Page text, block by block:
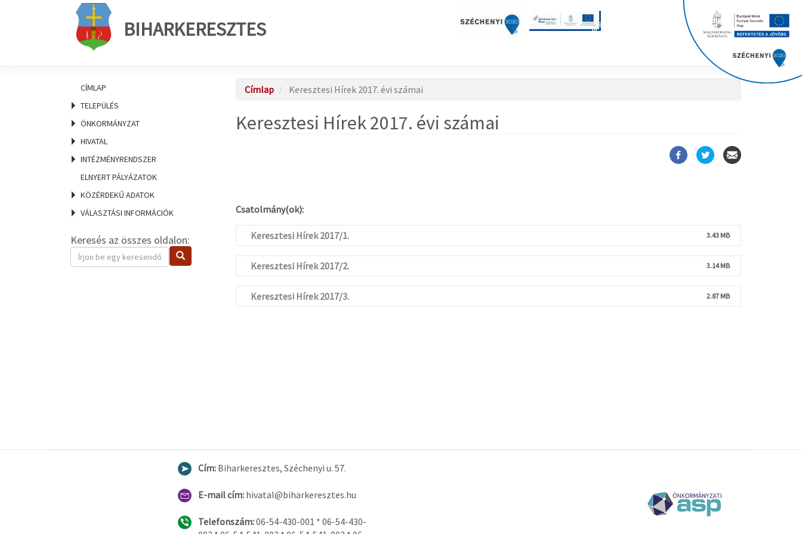
BIHARKERESZTES
CÍMLAP
TELEPÜLÉS
ÖNKORMÁNYZAT
HIVATAL
INTÉZMÉNYRENDSZER
ELNYERT PÁLYÁZATOK
KÖZÉRDEKŰ ADATOK
VÁLASZTÁSI INFORMÁCIÓK
Keresés az összes oldalon:
Keresendő
kifejezés
Keresés
Címlap Keresztesi Hírek 2017. évi számai
Keresztesi Hírek 2017. évi számai
Csatolmány(ok):
Keresztesi Hírek 2017/1. 3.43 MB
Keresztesi Hírek 2017/2. 3.14 MB
Keresztesi Hírek 2017/3. 2.87 MB
Cím: Biharkeresztes, Széchenyi u. 57.
E-mail cím: hivatal@biharkeresztes.hu
Telefonszám:06-54-430-001 * 06-54-430-